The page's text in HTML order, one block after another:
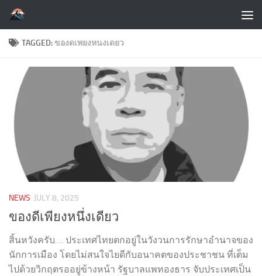
Skip to content
TAGGED: ของดเพยงหนงเดยว
NEWS JULY 8, 2025
ของดีเพียงหนึ่งเดียว
สิ้นหวังครับ…. ประเทศไทยตกอยู่ในวังวนการรักษาอำนาจของ
นักการเมือง โดยไม่สนใจไยดีกับอนาคตของประชาชน ที่เต็ม
ไปด้วยวิกฤตรออยู่ข้างหน้า รัฐบาลแพทองธาร จับประเทศเป็น